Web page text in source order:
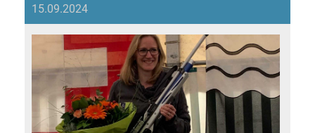
15.09.2024